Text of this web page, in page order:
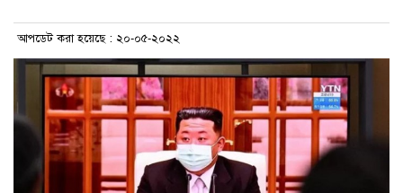
আপডেট করা হয়েছে : ২০-০৫-২০২২